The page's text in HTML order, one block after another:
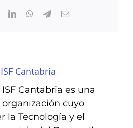
LinkedInWhatsApp
TelegramEmail
ISF Cantabria
ISF Cantabria es una
organización cuyo
la Tecnología y el